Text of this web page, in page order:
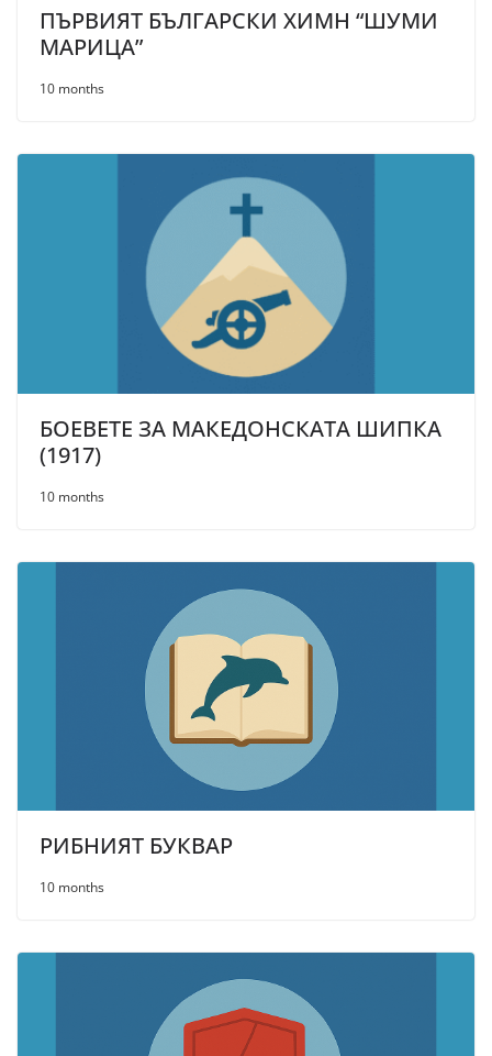
ПЪРВИЯТ БЪЛГАРСКИ ХИМН “ШУМИ
МАРИЦА”
10 months
БОЕВЕТЕ ЗА МАКЕДОНСКАТА ШИПКА
(1917)
10 months
РИБНИЯТ БУКВАР
10 months